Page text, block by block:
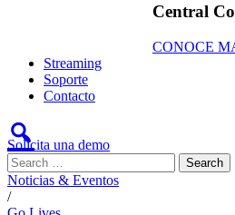
Central
CONOCE
Streaming
Soporte
Contacto
Solicita una demo
Noticias & Eventos
/